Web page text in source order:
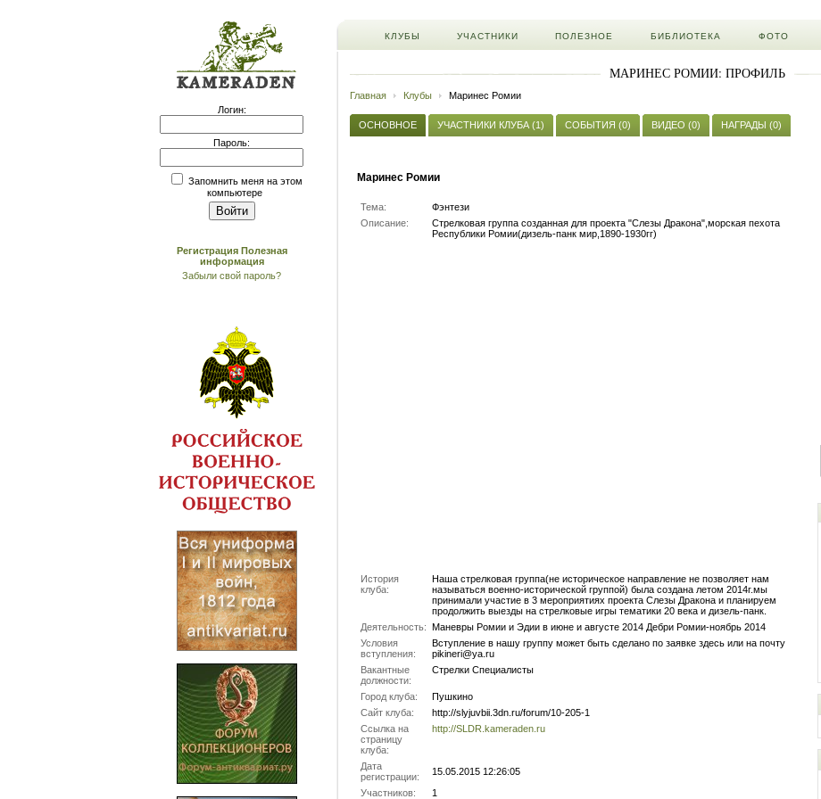
Логин:
Пароль:
Запомнить меня на этом
компьютере
Регистрация Полезная
информация
Забыли свой пароль?
КЛУБЫ УЧАСТНИКИ ПОЛЕЗНОЕ БИБЛИОТЕКА ФОТО
МАРИНЕС РОМИИ: ПРОФИЛЬ
Главная Клубы Маринес Ромии
ОСНОВНОЕ УЧАСТНИКИ КЛУБА (1) СОБЫТИЯ (0) ВИДЕО (0) НАГРАДЫ (0)
Маринес Ромии
Тема:
Фэнтези
Описание:
Стрелковая группа созданная для проекта "Слезы Дракона",морская пехота
Республики Ромии(дизель-панк мир,1890-1930гг)
История
клуба:
Наша стрелковая группа(не историческое направление не позволяет нам
называться военно-исторической группой) была создана летом 2014г.мы
принимали участие в 3 мероприятиях проекта Слезы Дракона и планируем
продолжить выезды на стрелковые игры тематики 20 века и дизель-панк.
Деятельность: Маневры Ромии и Эдии в июне и августе 2014 Дебри Ромии-ноябрь 2014
Условия
вступления:
Вступление в нашу группу может быть сделано по заявке здесь или на почту
pikineri@ya.ru
Вакантные
должности:
Стрелки Специалисты
Город клуба:
Пушкино
Сайт клуба:
http://slyjuvbii.3dn.ru/forum/10-205-1
Ссылка на
страницу
клуба:
http://SLDR.kameraden.ru
Дата
регистрации:
15.05.2015 12:26:05
Участников:
1